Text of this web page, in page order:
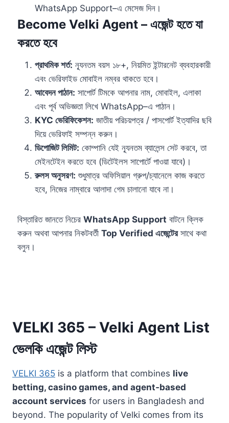
WhatsApp Support–এ মেসেজ দিন।
Become Velki Agent – এজেন্ট হতে যা
করতে হবে
প্রাথমিক শর্ত: ন্যূনতম বয়স ১৮+, নিয়মিত ইন্টারনেট ব্যবহারকারী
এবং ভেরিফাইড মোবাইল নম্বর থাকতে হবে।
আবেদন পাঠান: সাপোর্ট টিমকে আপনার নাম, মোবাইল, এলাকা
এবং পূর্ব অভিজ্ঞতা লিখে WhatsApp–এ পাঠান।
KYC ভেরিফিকেশন: জাতীয় পরিচয়পত্র / পাসপোর্ট ইত্যাদির ছবি
দিয়ে ভেরিফাই সম্পন্ন করুন।
ডিপোজিট লিমিট: কোম্পানি যেই ন্যূনতম ব্যালেন্স সেট করবে, তা
মেইনটেইন করতে হবে (ডিটেইলস সাপোর্টে পাওয়া যাবে)।
রুলস অনুসরণ: শুধুমাত্র অফিসিয়াল গ্রুপ/চ্যানেলে কাজ করতে
হবে, নিজের নাম্বারে আলাদা গেম চালানো যাবে না।
বিস্তারিত জানতে নিচের WhatsApp Support বাটনে ক্লিক
করুন অথবা আপনার নিকটবর্তী Top Verified এজেন্টেরসাথে কথা
বলুন।
VELKI 365 – Velki Agent List
ভেলকি এজেন্ট লিস্ট
VELKI 365 is a platform that combines live
betting, casino games, and agent‑based
account services for users in Bangladesh and
beyond. The popularity of Velki comes from its